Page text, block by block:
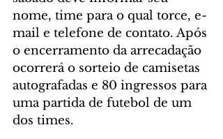
nome, time para o qual torce, e-
mail e telefone de contato. Após
o encerramento da arrecadação
ocorrerá o sorteio de camisetas
autografadas e 80 ingressos para
uma partida de futebol de um
dos times.